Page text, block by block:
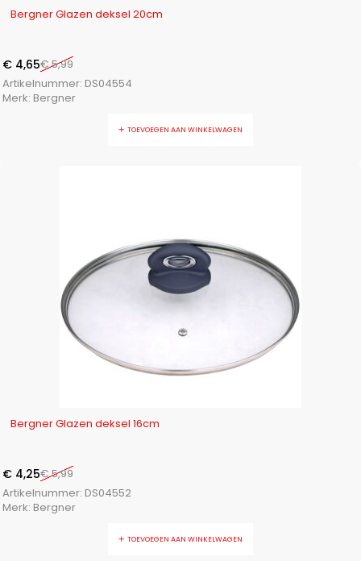
-22%
Bergner Glazen deksel 20cm
€5,99
€ 4,65
Artikelnummer: DS04554
Merk: Bergner
TOEVOEGEN AAN WINKELWAGEN
Bergner Glazen deksel 16cm
€5,99
€ 4,25
Artikelnummer: DS04552
Merk: Bergner
TOEVOEGEN AAN WINKELWAGEN